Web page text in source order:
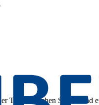
Tiefe. Tauchen Sie ein und